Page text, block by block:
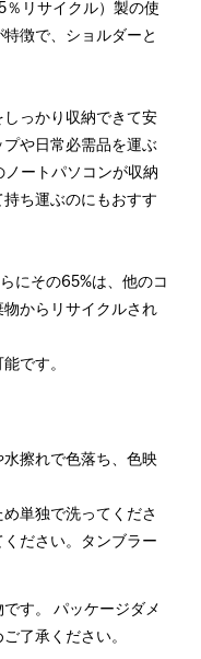
リサイクル）製の使
徴で、ショルダーと
っかり収納できて安
や日常必需品を運ぶ
ートパソコンが収納
ち運ぶのにもおすす
にその65%は、他のコ
からリサイクルされ
です。
擦れで色落ち、色映
単独で洗ってくださ
ださい。タンブラー
す。 パッケージダメ
了承ください。